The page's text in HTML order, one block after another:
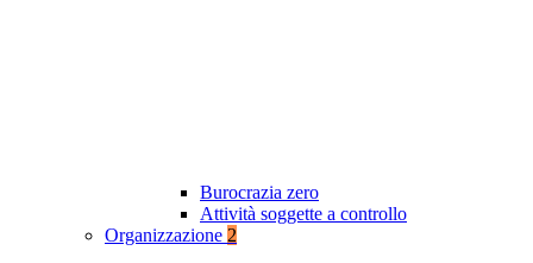
Burocrazia zero
Attività soggette a controllo
Organizzazione 2